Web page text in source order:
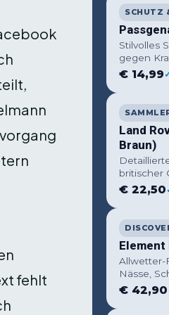
fehlt
SCHUTZ
Stilvolles
gegen
€ 14,99
Land
Braun)
britischer
€ 22,50
Allwetter-
Nässe,
€ 42,90